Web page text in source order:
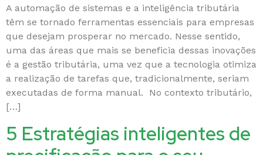
A automação de sistemas e a inteligência tributária
têm se tornado ferramentas essenciais para empresas
que desejam prosperar no mercado. Nesse sentido,
uma das áreas que mais se beneficia dessas inovações
é a gestão tributária, uma vez que a tecnologia otimiza
a realização de tarefas que, tradicionalmente, seriam
executadas de forma manual. No contexto tributário,
[…]
5 Estratégias inteligentes de